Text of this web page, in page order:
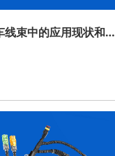
束中的应用现状和展